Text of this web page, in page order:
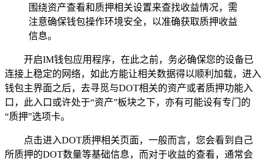
围绕资产查看和质押相关设置来查找收益情况，需
注意确保钱包操作环境安全，以准确获取质押收益
信息。
开启IM钱包应用程序，在此之前，务必确保您的设备已
连接上稳定的网络，如此方能让相关数据得以顺利加载，进入
钱包主界面之后，去寻觅与DOT相关的资产或者质押功能入
口，此入口或许处于“资产”板块之下，亦有可能设有专门的
“质押”选项卡。
点击进入DOT质押相关页面，一般而言，您会看到自己
所质押的DOT数量等基础信息，而对于收益的查看，通常会